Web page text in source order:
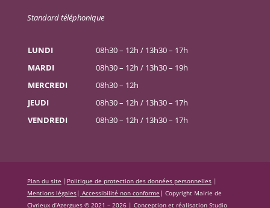
Standard téléphonique
LUNDI
08h30 – 12h / 13h30 – 17h
MARDI
08h30 – 12h / 13h30 – 19h
MERCREDI
08h30 – 12h
JEUDI
08h30 – 12h / 13h30 – 17h
VENDREDI
08h30 – 12h / 13h30 – 17h
Plan du site | Politique de protection des données personnelles|
Mentions légales| Accessibilité non conforme | Copyright Mairie de
Civrieux d’Azergues © 2021 – 2026 | Conception et réalisation Studio